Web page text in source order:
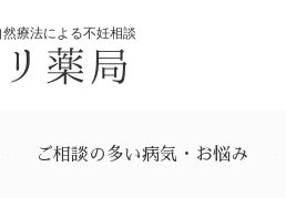
療法による不妊相談
薬局
ご相談の多い病気・お悩み